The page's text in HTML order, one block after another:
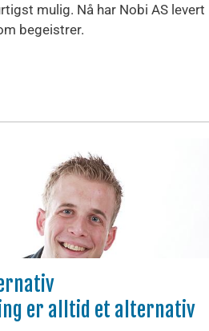
mulig. Nå har Nobi AS levert
begeistrer.
er alltid et alternativ